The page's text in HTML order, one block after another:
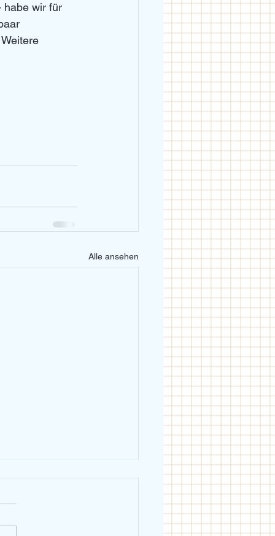
habe wir für
Alle ansehen